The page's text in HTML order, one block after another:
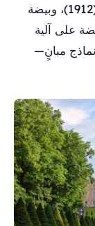
وبيضة تساريفيتش (1912)، وبيضة نابليون (1912)، وبيضة
كل بيضة على آلية
مبانٍ—